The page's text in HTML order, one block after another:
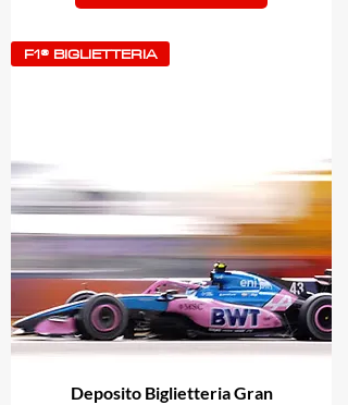
F1® BIGLIETTERIA
Deposito Biglietteria Gran